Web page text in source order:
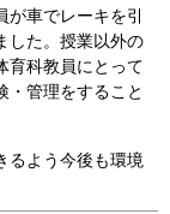
車でレーキを引
した。授業以外の
育科教員にとって
・管理をすること
るよう今後も環境